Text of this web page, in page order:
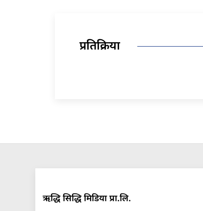
प्रतिक्रिया
ऋद्धि सिद्धि मिडिया प्रा.लि.